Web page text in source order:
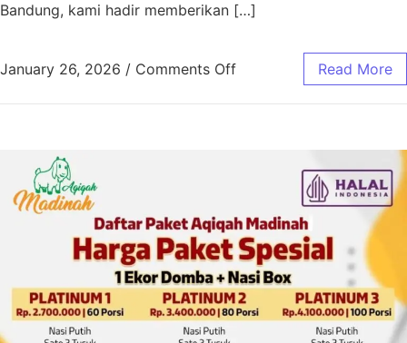
Bandung, kami hadir memberikan […]
January 26, 2026 / Comments Off Read More